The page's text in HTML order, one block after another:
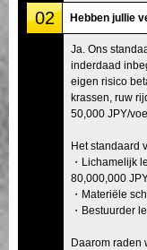
02 Hebben jullie
Ja. Ons
inderdaad
eigen risico
krassen, ruw
50,000 JPY/
Het standaard
・Lichamelijk
80,000,000
・Materiële
・Bestuurder
Daarom raden